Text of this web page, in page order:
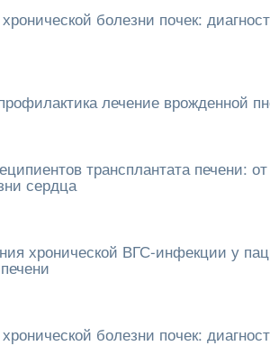
болезни почек:
лечение врожденной
трансплантата печени:
сердца
хронической ВГС-инфекции у
болезни почек: